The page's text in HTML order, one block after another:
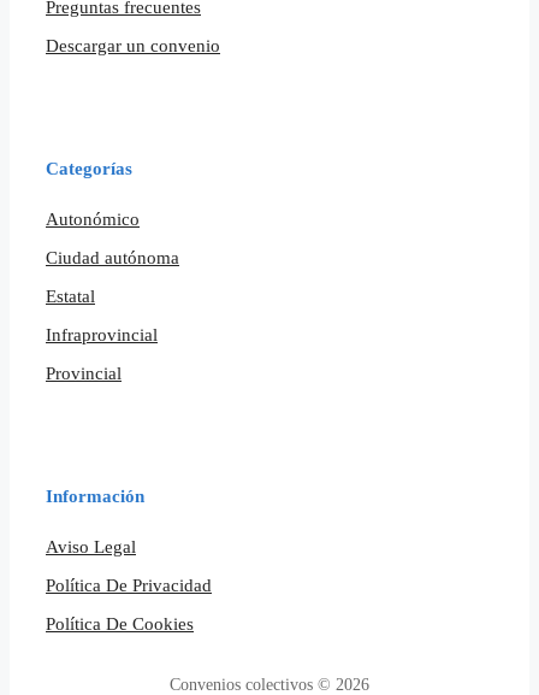
Preguntas frecuentes
Descargar un convenio
Categorías
Autonómico
Ciudad autónoma
Estatal
Infraprovincial
Provincial
Información
Aviso Legal
Política De Privacidad
Política De Cookies
Convenios colectivos © 2026